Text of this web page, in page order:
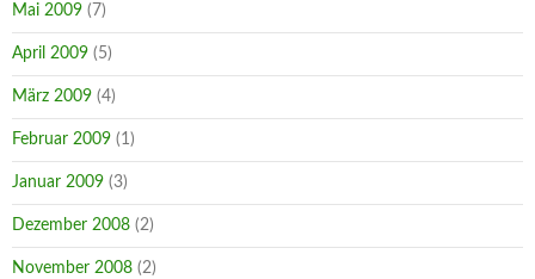
Mai 2009 (7)
April 2009 (5)
März 2009 (4)
Februar 2009 (1)
Januar 2009 (3)
Dezember 2008 (2)
November 2008 (2)